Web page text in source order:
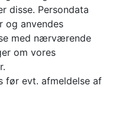
disse. Persondata
og anvendes
med nærværende
om vores
før evt. afmeldelse af